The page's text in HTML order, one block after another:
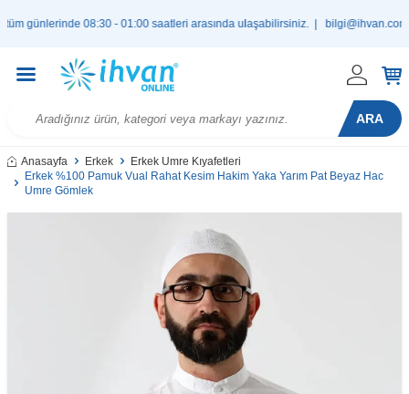
günlerinde 08:30 - 01:00 saatleri arasında ulaşabilirsiniz. |bilgi@ihvan.com.tr
ARA
Anasayfa Erkek
Erkek Umre Kıyafetleri
Erkek %100 Pamuk Vual Rahat Kesim Hakim Yaka Yarım Pat Beyaz Hac
Umre Gömlek